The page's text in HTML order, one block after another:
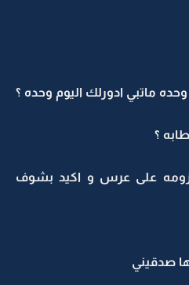
ماتبي ادورلك اليوم وحده ؟
؟
على عرس و اكيد بشوف
صدقيني